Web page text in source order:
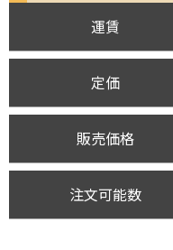
運賃
定価
販売価格
注文可能数